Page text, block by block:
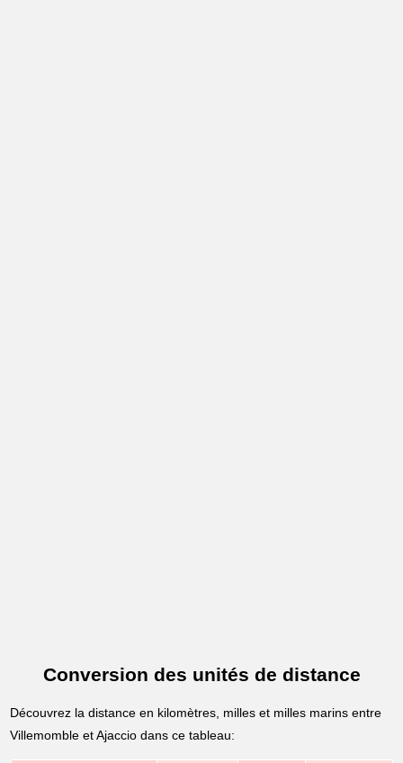
Conversion des unités de distance
Découvrez la distance en kilomètres, milles et milles marins entre
Villemomble et Ajaccio dans ce tableau: